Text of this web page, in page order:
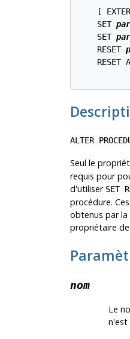
[
    SET
    SET
    RESET
RESET
ALTER
Seul le
requis pour
d'utiliser SET
procédure.
obtenus par
propriétaire
nom
Le
n'est